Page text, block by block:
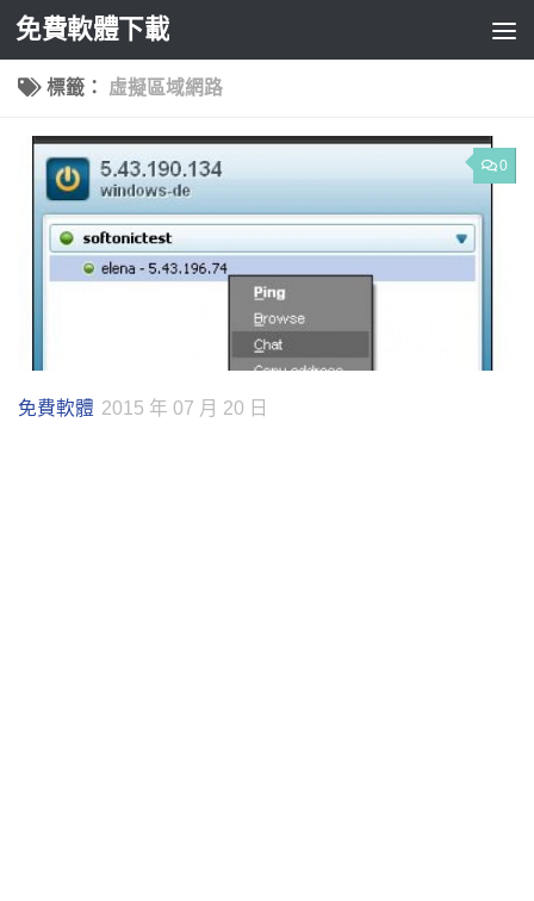
Skip to content
免費軟體下載
標籤： 虛擬區域網路
0
免費軟體 2015 年 07 月 20 日